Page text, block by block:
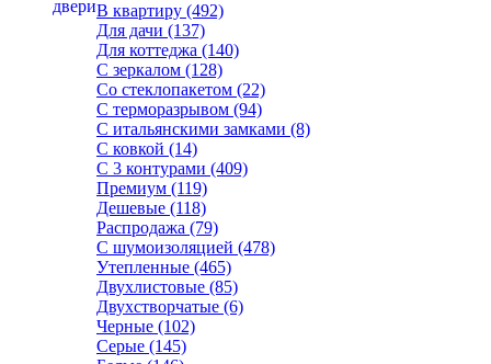
В квартиру (492)
Для дачи (137)
Для коттеджа (140)
С зеркалом (128)
Со стеклопакетом (22)
С терморазрывом (94)
С итальянскими замками (8)
С ковкой (14)
С 3 контурами (409)
Премиум (119)
Дешевые (118)
Распродажа (79)
С шумоизоляцией (478)
Утепленные (465)
Двухлистовые (85)
Двухстворчатые (6)
Черные (102)
Серые (145)